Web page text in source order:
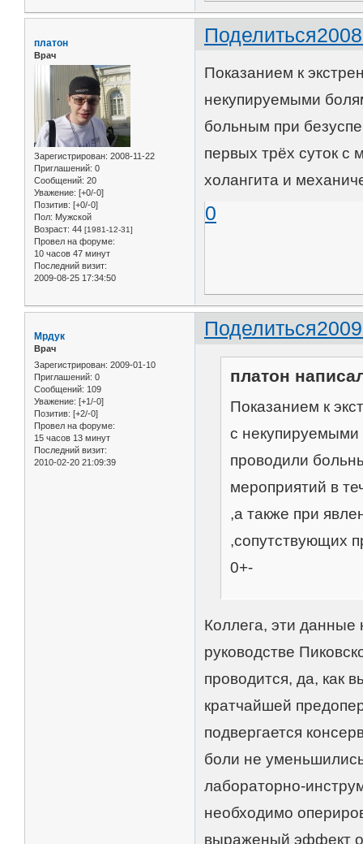
Поделиться
платон
Врач
Зарегистрирован: 2008-11-22
Приглашений: 0
Сообщений: 20
Уважение: [+0/-0]
Позитив: [+0/-0]
Пол: Мужской
Возраст: 44 [1981-12-31]
Провел на форуме:
10 часов 47 минут
Последний визит:
2009-08-25 17:34:50
Показанием к
некупируемыми
больным при
первых трёх суток с
холангита и
0
Поделиться
Мрдук
Врач
Зарегистрирован: 2009-01-10
Приглашений: 0
Сообщений: 109
Уважение: [+1/-0]
Позитив: [+2/-0]
Провел на форуме:
15 часов 13 минут
Последний визит:
2010-02-20 21:09:39
платон
Показанием к
с
проводили
мероприятий в
,а также при
,сопутствующих
0+-
Коллега, эти данные
руководстве
проводится, да, как
кратчайшей
подвергается
боли не
лабораторно-
необходимо
выраженый эффект